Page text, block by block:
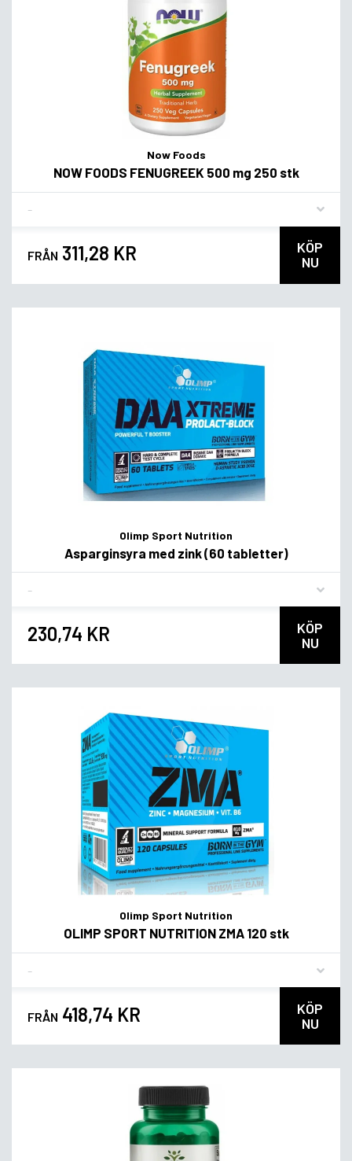
Now Foods
NOW FOODS FENUGREEK 500 mg 250 stk
FRÅN 311,28 KR
KÖP
NU
Olimp Sport Nutrition
Asparginsyra med zink (60 tabletter)
230,74 KR
KÖP
NU
Olimp Sport Nutrition
OLIMP SPORT NUTRITION ZMA 120 stk
FRÅN 418,74 KR
KÖP
NU